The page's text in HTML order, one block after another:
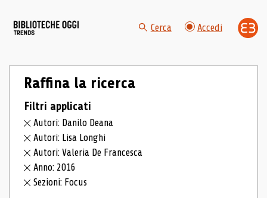
Cerca Accedi
Raffina la ricerca
Filtri applicati
Autori: Danilo Deana
Autori: Lisa Longhi
Autori: Valeria De Francesca
Anno: 2016
Sezioni: Focus